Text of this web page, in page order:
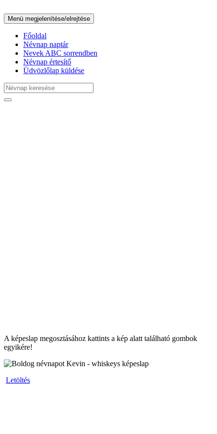
Menü megjelenítése/elrejtése
Főoldal
Névnap naptár
Nevek ABC sorrendben
Névnap értesítő
Üdvözlőlap küldése
A képeslap megosztásához kattints a kép alatt található gombok
egyikére!
Letöltés